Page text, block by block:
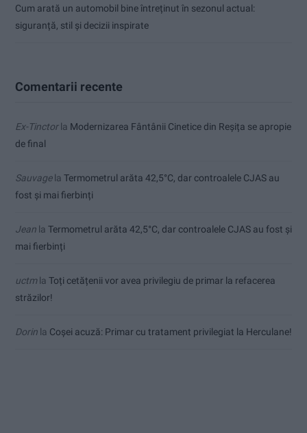
Cum arată un automobil bine întreținut în sezonul actual:
siguranță, stil și decizii inspirate
Comentarii recente
Ex-Tinctorla Modernizarea Fântânii Cinetice din Reșița se apropie
de final
Sauvagela Termometrul arăta 42,5°C, dar controalele CJAS au
fost și mai fierbinți
Jean la Termometrul arăta 42,5°C, dar controalele CJAS au fost și
mai fierbinți
uctmla Toți cetățenii vor avea privilegiu de primar la refacerea
străzilor!
Dorin la Coșei acuză: Primar cu tratament privilegiat la Herculane!